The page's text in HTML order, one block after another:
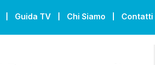
Guida TV Chi Siamo Contatti